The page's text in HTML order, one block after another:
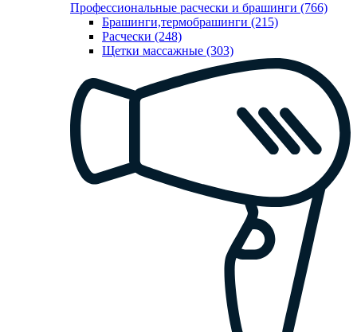
Профессиональные расчески и брашинги (766)
Брашинги,термобрашинги (215)
Расчески (248)
Щетки массажные (303)